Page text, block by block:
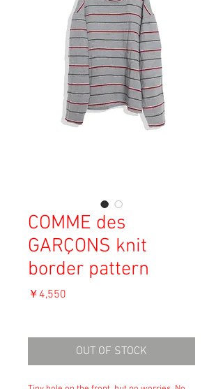
COMME des
GARÇONS knit
border pattern
￥4,550
OUT OF STOCK